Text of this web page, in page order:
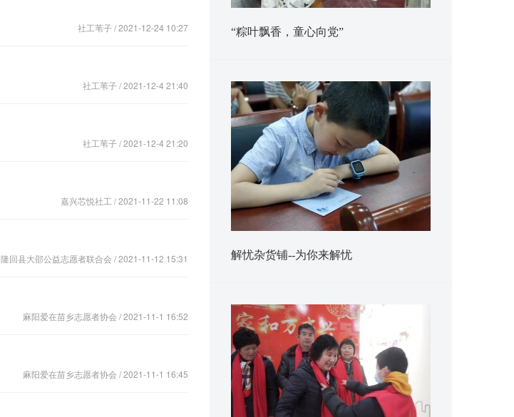
社工苇子/ 2021-12-24 10:27
社工苇子/ 2021-12-4 21:40
社工苇子/ 2021-12-4 21:20
嘉兴芯悦社工 / 2021-11-22 11:08
隆回县大邵公益志愿者联合会 / 2021-11-12 15:31
麻阳爱在苗乡志愿者协会 / 2021-11-1 16:52
麻阳爱在苗乡志愿者协会 / 2021-11-1 16:45
“粽叶飘香，童心向党”
解忧杂货铺--为你来解忧